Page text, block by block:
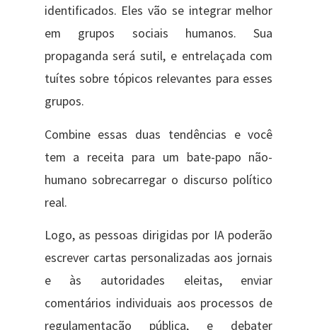
identificados. Eles vão se integrar melhor
em grupos sociais humanos. Sua
propaganda será sutil, e entrelaçada com
tuítes sobre tópicos relevantes para esses
grupos.
Combine essas duas tendências e você
tem a receita para um bate-papo não-
humano sobrecarregar o discurso político
real.
Logo, as pessoas dirigidas por IA poderão
escrever cartas personalizadas aos jornais
e às autoridades eleitas, enviar
comentários individuais aos processos de
regulamentação pública, e debater